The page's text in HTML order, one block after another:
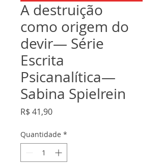
A destruição
como origem do
devir— Série
Escrita
Psicanalítica—
Sabina Spielrein
R$ 41,90Preço
Quantidade *